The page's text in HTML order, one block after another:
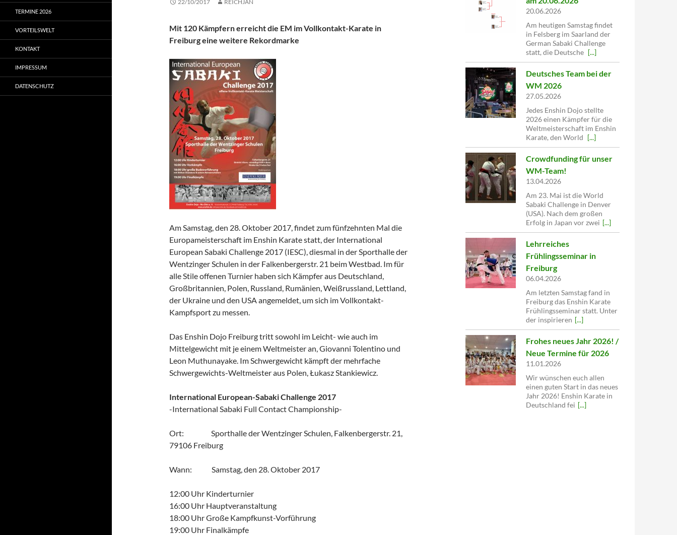
22/10/2017 REICHJAN
Mit 120 Kämpfern erreicht die EM im Vollkontakt-Karate in
Freiburg eine weitere Rekordmarke
Am Samstag, den 28. Oktober 2017, findet zum fünfzehnten Mal die
Europameisterschaft im Enshin Karate statt, der International
European Sabaki Challenge 2017 (IESC), diesmal in der Sporthalle der
Wentzinger Schulen in der Falkenbergerstr. 21 beim Westbad. Im für
alle Stile offenen Turnier haben sich Kämpfer aus Deutschland,
Großbritannien, Polen, Russland, Rumänien, Weißrussland, Lettland,
der Ukraine und den USA angemeldet, um sich im Vollkontakt-
Kampfsport zu messen.
Das Enshin Dojo Freiburg tritt sowohl im Leicht- wie auch im
Mittelgewicht mit je einem Weltmeister an, Giovanni Tolentino und
Leon Muthunayake. Im Schwergewicht kämpft der mehrfache
Schwergewichts-Weltmeister aus Polen, Łukasz Stankiewicz.
International European-Sabaki Challenge 2017
-International Sabaki Full Contact Championship-
Ort: Sporthalle der Wentzinger Schulen, Falkenbergerstr. 21,
79106 Freiburg
Wann: Samstag, den 28. Oktober 2017
12:00 Uhr Kinderturnier
16:00 Uhr Hauptveranstaltung
18:00 Uhr Große Kampfkunst-Vorführung
19:00 Uhr Finalkämpfe
20.06.2026
Am heutigen Samstag findet
in Felsberg im Saarland der
German Sabaki Challenge
statt, die Deutsche [...]
Deutsches Team bei der
WM 2026
27.05.2026
Jedes Enshin Dojo stellte
2026 einen Kämpfer für die
Weltmeisterschaft im Enshin
Karate, den World [...]
Crowdfunding für unser
WM-Team!
13.04.2026
Am 23. Mai ist die World
Sabaki Challenge in Denver
(USA). Nach dem großen
Erfolg in Japan vor zwei [...]
Lehrreiches
Frühlingsseminar in
Freiburg
06.04.2026
Am letzten Samstag fand in
Freiburg das Enshin Karate
Frühlingsseminar statt. Unter
der inspirieren [...]
Frohes neues Jahr 2026! /
Neue Termine für 2026
11.01.2026
Wir wünschen euch allen
einen guten Start in das neues
Jahr 2026! Enshin Karate in
Deutschland fei [...]
TERMINE 2026
VORTEILSWELT
KONTAKT
IMPRESSUM
DATENSCHUTZ